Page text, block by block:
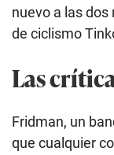
nuevo a las
de ciclismo
Las
Fridman, un
que cualquier